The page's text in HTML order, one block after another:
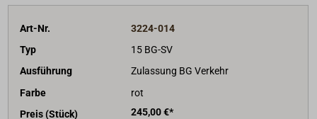
Art-Nr.
3224-014
Typ
15 BG-SV
Ausführung
Zulassung BG Verkehr
Farbe
rot
Preis (Stück)
245,00 €*